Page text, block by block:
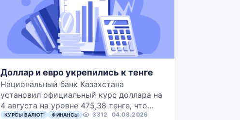
Доллар и евро укрепились к тенге
Национальный банк Казахстана
установил официальный курс доллара на
4 августа на уровне 475,38 тенге, что…
КУРСЫ ВАЛЮТ ФИНАНСЫ 3312 04.08.2026